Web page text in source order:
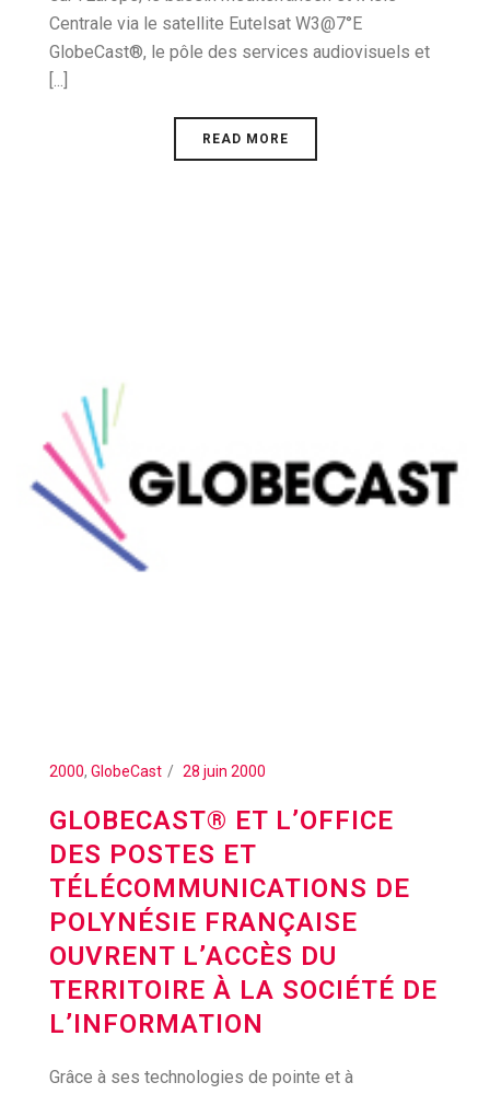
Centrale via le satellite Eutelsat W3@7°E
GlobeCast®, le pôle des services audiovisuels et
[...]
READ MORE
2000, GlobeCast 28 juin 2000
GLOBECAST® ET L’OFFICE
DES POSTES ET
TÉLÉCOMMUNICATIONS DE
POLYNÉSIE FRANÇAISE
OUVRENT L’ACCÈS DU
TERRITOIRE À LA SOCIÉTÉ DE
L’INFORMATION
Grâce à ses technologies de pointe et à